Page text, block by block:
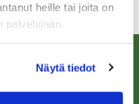
heille tai joita on
Näytä tiedot
infopallon avulla.